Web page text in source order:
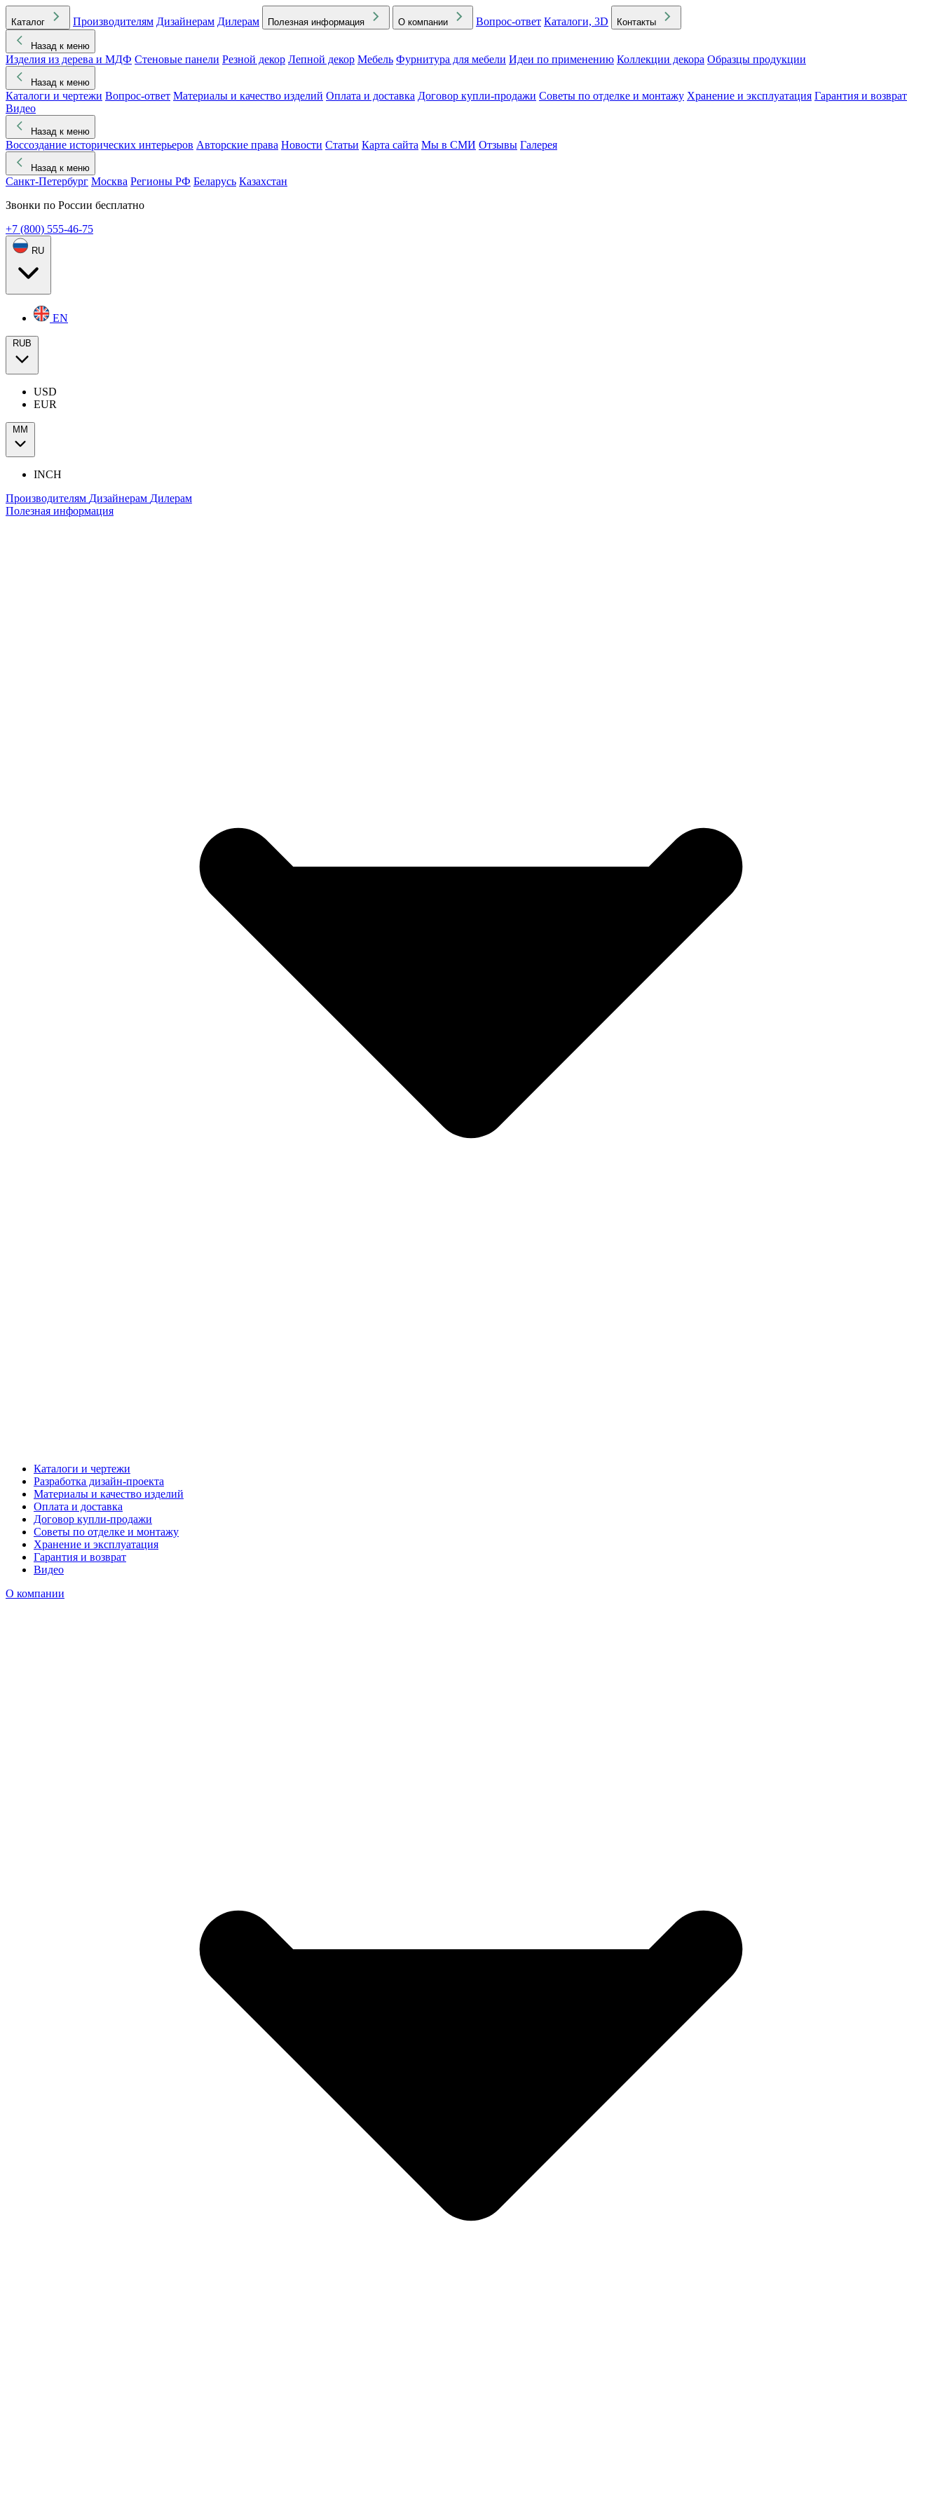
Каталог Производителям Дизайнерам Дилерам Полезная информация О компании Вопрос-ответ Каталоги, 3D Контакты
Назад к меню
Изделия из дерева и МДФ Стеновые панели Резной декор Лепной декор Мебель Фурнитура для мебели Идеи по применению Коллекции декора Образцы продукции
Назад к меню
Каталоги и чертежи Вопрос-ответ Материалы и качество изделий Оплата и доставка Договор купли-продажи Советы по отделке и монтажу Хранение и эксплуатация Гарантия и возврат
Видео
Назад к меню
Воссоздание исторических интерьеров Авторские права Новости Статьи Карта сайта Мы в СМИ Отзывы Галерея
Назад к меню
Санкт-Петербург Москва Регионы РФ Беларусь Казахстан
Звонки по России бесплатно
+7 (800) 555-46-75
RU
EN
RUB
USD
EUR
ММ
INCH
Производителям Дизайнерам Дилерам
Полезная информация
Каталоги и чертежи
Разработка дизайн-проекта
Материалы и качество изделий
Оплата и доставка
Договор купли-продажи
Советы по отделке и монтажу
Хранение и эксплуатация
Гарантия и возврат
Видео
О компании